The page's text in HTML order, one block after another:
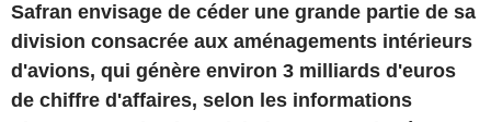
Safran envisage de céder une grande partie de sa
division consacrée aux aménagements intérieurs
d'avions, qui génère environ 3 milliards d'euros
de chiffre d'affaires, selon les informations